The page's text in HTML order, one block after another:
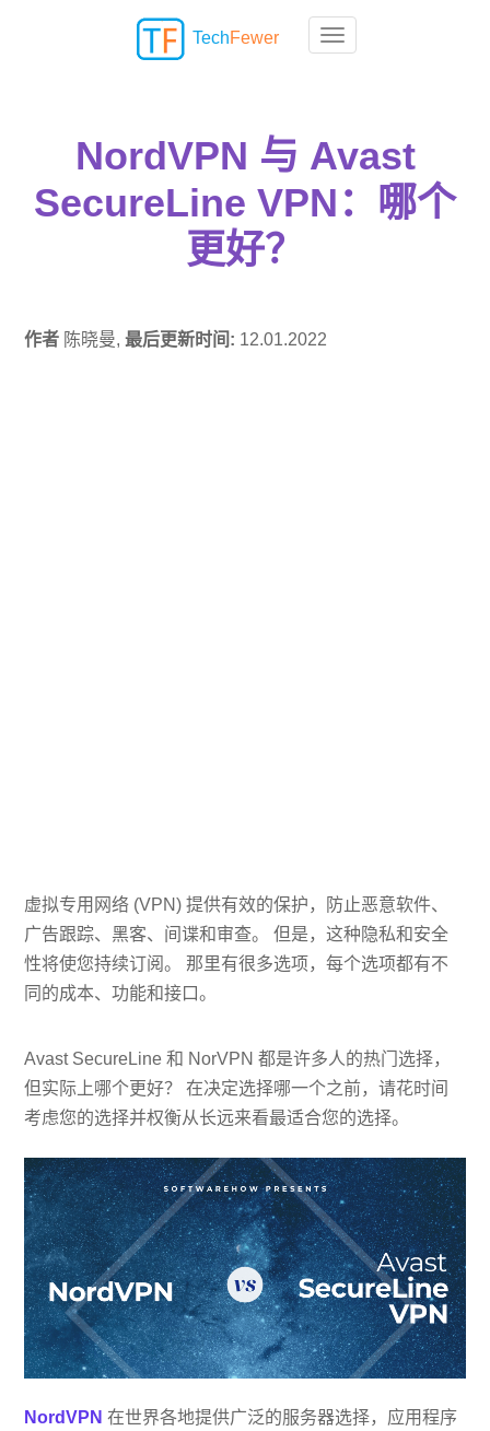
Toggle navigation
TechFewer
NordVPN 与 Avast
SecureLine VPN：哪个
更好？
作者 陈晓曼,最后更新时间: 12.01.2022
虚拟专用网络 (VPN) 提供有效的保护，防止恶意软件、
广告跟踪、黑客、间谍和审查。 但是，这种隐私和安全
性将使您持续订阅。 那里有很多选项，每个选项都有不
同的成本、功能和接口。
Avast SecureLine 和 NorVPN 都是许多人的热门选择，
但实际上哪个更好？ 在决定选择哪一个之前，请花时间
考虑您的选择并权衡从长远来看最适合您的选择。
NordVPN 在世界各地提供广泛的服务器选择，应用程序